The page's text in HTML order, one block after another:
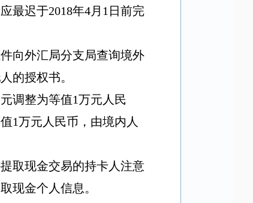
最迟于2018年4月 1 日前完
向外汇局分支局查询境外
的授权书。
调整为等值1万元人民
1万元人民币，由境内人
取现金交易的持卡人注意
现金个人信息。